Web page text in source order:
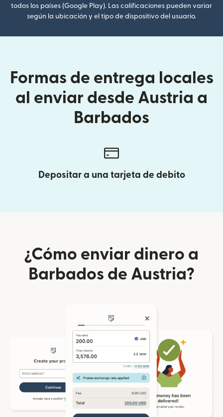
todos los países (Google Play). Las calificaciones pueden variar
según la ubicación y el tipo de dispositivo del usuario.
Formas de entrega locales
al enviar desde Austria a
Barbados
Depositar a una tarjeta de debito
¿Cómo enviar dinero a
Barbados de Austria?